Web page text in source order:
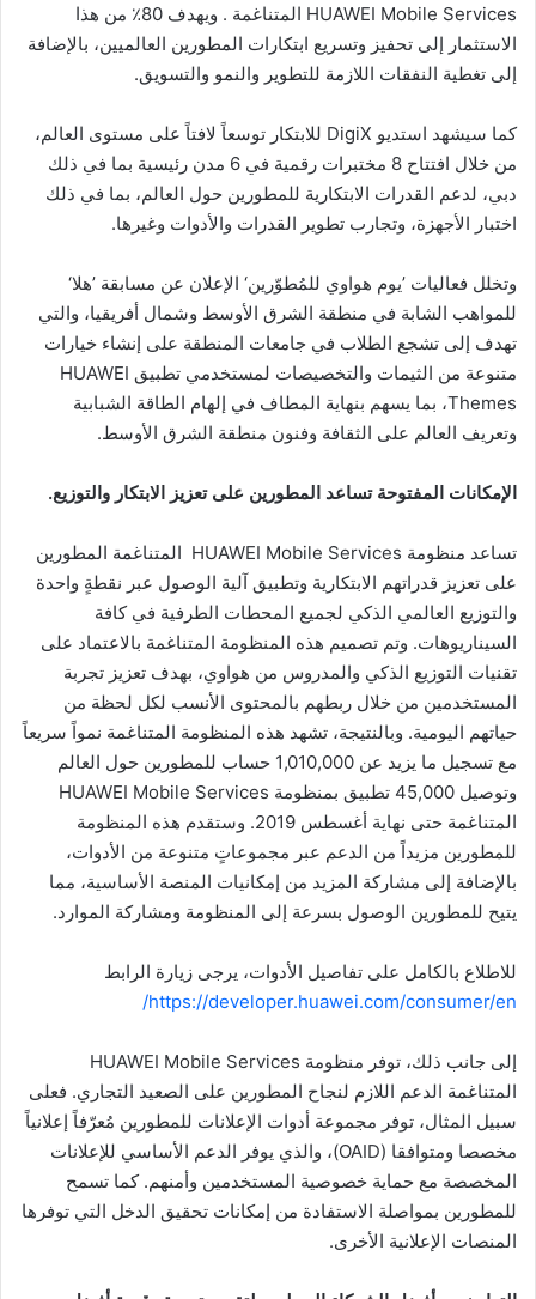
HUAWEI Mobile Services المتناغمة . ويهدف 80٪ من هذا
الاستثمار إلى تحفيز وتسريع ابتكارات المطورين العالميين، بالإضافة
إلى تغطية النفقات اللازمة للتطوير والنمو والتسويق.
كما سيشهد استديو DigiX للابتكار توسعاً لافتاً على مستوى العالم،
من خلال افتتاح 8 مختبرات رقمية في 6 مدن رئيسية بما في ذلك
دبي، لدعم القدرات الابتكارية للمطورين حول العالم، بما في ذلك
اختبار الأجهزة، وتجارب تطوير القدرات والأدوات وغيرها.
وتخلل فعاليات ’يوم هواوي للمُطوّرين‘ الإعلان عن مسابقة ’هلا‘
للمواهب الشابة في منطقة الشرق الأوسط وشمال أفريقيا، والتي
تهدف إلى تشجع الطلاب في جامعات المنطقة على إنشاء خيارات
متنوعة من الثيمات والتخصيصات لمستخدمي تطبيق HUAWEI
Themes، بما يسهم بنهاية المطاف في إلهام الطاقة الشبابية
وتعريف العالم على الثقافة وفنون منطقة الشرق الأوسط.
الإمكانات المفتوحة تساعد المطورين على تعزيز الابتكار والتوزيع.
تساعد منظومة HUAWEI Mobile Services المتناغمة المطورين
على تعزيز قدراتهم الابتكارية وتطبيق آلية الوصول عبر نقطةٍ واحدة
والتوزيع العالمي الذكي لجميع المحطات الطرفية في كافة
السيناريوهات. وتم تصميم هذه المنظومة المتناغمة بالاعتماد على
تقنيات التوزيع الذكي والمدروس من هواوي، بهدف تعزيز تجربة
المستخدمين من خلال ربطهم بالمحتوى الأنسب لكل لحظة من
حياتهم اليومية. وبالنتيجة، تشهد هذه المنظومة المتناغمة نمواً سريعاً
مع تسجيل ما يزيد عن 1,010,000 حساب للمطورين حول العالم
وتوصيل 45,000 تطبيق بمنظومة HUAWEI Mobile Services
المتناغمة حتى نهاية أغسطس 2019. وستقدم هذه المنظومة
للمطورين مزيداً من الدعم عبر مجموعاتٍ متنوعة من الأدوات،
بالإضافة إلى مشاركة المزيد من إمكانيات المنصة الأساسية، مما
يتيح للمطورين الوصول بسرعة إلى المنظومة ومشاركة الموارد.
للاطلاع بالكامل على تفاصيل الأدوات، يرجى زيارة الرابط
https://developer.huawei.com/consumer/en/
إلى جانب ذلك، توفر منظومة HUAWEI Mobile Services
المتناغمة الدعم اللازم لنجاح المطورين على الصعيد التجاري. فعلى
سبيل المثال، توفر مجموعة أدوات الإعلانات للمطورين مُعرّفاً إعلانياً
مخصصا ومتوافقا (OAID)، والذي يوفر الدعم الأساسي للإعلانات
المخصصة مع حماية خصوصية المستخدمين وأمنهم. كما تسمح
للمطورين بمواصلة الاستفادة من إمكانات تحقيق الدخل التي توفرها
المنصات الإعلانية الأخرى.